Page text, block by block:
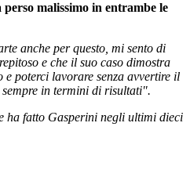
malissimo in entrambe le
anche per questo, mi sento di
e che il suo caso dimostra
e poterci lavorare senza avvertire il
in termini di risultati".
ha fatto Gasperini negli ultimi dieci